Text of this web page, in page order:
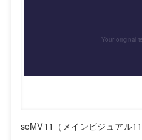
scMV11（メインビジュアル11